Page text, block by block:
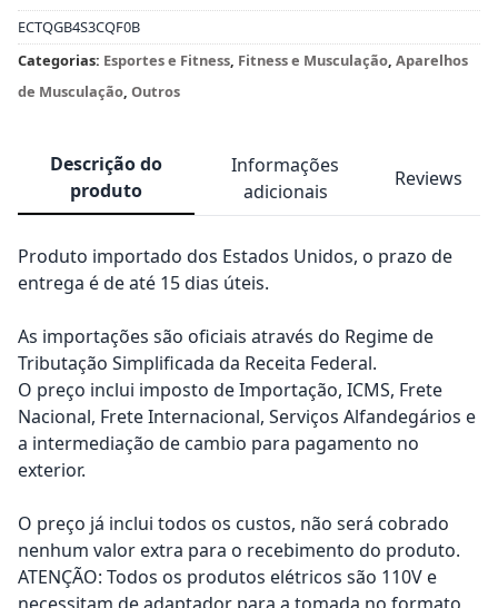
ECTQGB4S3CQF0B
Categorias: Esportes e Fitness, Fitness e Musculação, Aparelhos
de Musculação, Outros
Descrição do
produto
Informações
adicionais
Reviews
Produto importado dos Estados Unidos, o prazo de
entrega é de até 15 dias úteis.
As importações são oficiais através do Regime de
Tributação Simplificada da Receita Federal.
O preço inclui imposto de Importação, ICMS, Frete
Nacional, Frete Internacional, Serviços Alfandegários e
a intermediação de cambio para pagamento no
exterior.
O preço já inclui todos os custos, não será cobrado
nenhum valor extra para o recebimento do produto.
ATENÇÃO: Todos os produtos elétricos são 110V e